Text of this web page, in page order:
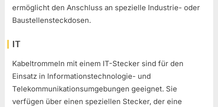
ermöglicht den Anschluss an spezielle Industrie- oder
Baustellensteckdosen.
IT
Kabeltrommeln mit einem IT-Stecker sind für den
Einsatz in Informationstechnologie- und
Telekommunikationsumgebungen geeignet. Sie
verfügen über einen speziellen Stecker, der eine